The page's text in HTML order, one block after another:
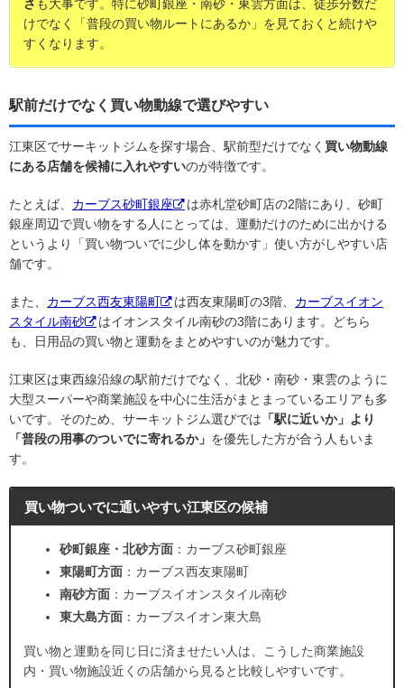
さ も大事です。特に砂町銀座・南砂・東雲方面は、徒歩分数だ
けでなく「普段の買い物ルートにあるか」を見ておくと続けや
すくなります。
駅前だけでなく買い物動線で選びやすい
江東区でサーキットジムを探す場合、駅前型だけでなく 買い物動線
にある店舗を候補に入れやすいのが特徴です。
たとえば、 カーブス砂町銀座
は赤札堂砂町店の2階にあり、砂町
銀座周辺で買い物をする人にとっては、運動だけのために出かける
というより「買い物ついでに少し体を動かす」使い方がしやすい店
舗です。
また、 カーブス西友東陽町 は西友東陽町の3階、 カーブスイオン
スタイル南砂
はイオンスタイル南砂の3階にあります。どちら
も、日用品の買い物と運動をまとめやすいのが魅力です。
江東区は東西線沿線の駅前だけでなく、北砂・南砂・東雲のように
大型スーパーや商業施設を中心に生活がまとまっているエリアも多
いです。そのため、サーキットジム選びでは 「駅に近いか」より
「普段の用事のついでに寄れるか」 を優先した方が合う人もいま
す。
買い物ついでに通いやすい江東区の候補
砂町銀座・北砂方面 ：カーブス砂町銀座
東陽町方面 ：カーブス西友東陽町
南砂方面 ：カーブスイオンスタイル南砂
東大島方面 ：カーブスイオン東大島
買い物と運動を同じ日に済ませたい人は、こうした商業施設
内・買い物施設近くの店舗から見ると比較しやすいです。